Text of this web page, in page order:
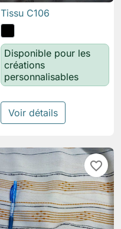
Tissu C106
Disponible pour les
créations
personnalisables
Voir détails
favorite_border